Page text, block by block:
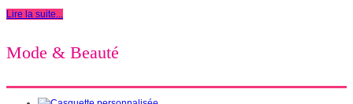
Lire la suite...
Mode & Beauté